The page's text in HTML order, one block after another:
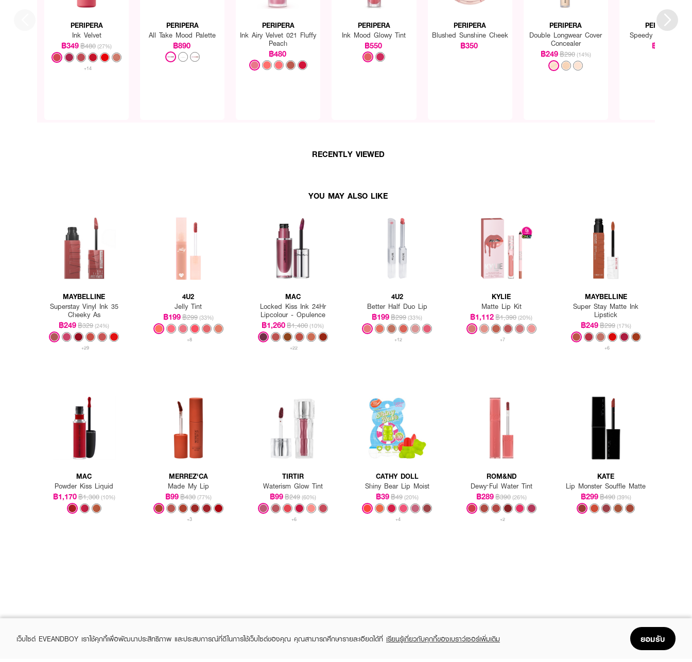
PERIPERA
Ink Velvet
฿349฿480 (27%)
+14
PERIPERA
All Take Mood Palette
฿890
PERIPERA
Ink Airy Velvet 021 Fluffy
Peach
฿480
PERIPERA
Ink Mood Glowy Tint
฿550
PERIPERA
Blushed Sunshine Cheek
฿350
PERIPERA
Double Longwear Cover
Concealer
฿249฿290 (14%)
PERIPERA
Speedy Skinny
฿300
RECENTLY VIEWED
YOU MAY ALSO LIKE
MAYBELLINE
Superstay Vinyl Ink 35
Cheeky As
฿249฿329 (24%)
+29
4U2
Jelly Tint
฿199฿299 (33%)
+8
MAC
Locked Kiss Ink 24Hr
Lipcolour - Opulence
฿1,260฿1,400 (10%)
+22
4U2
Better Half Duo Lip
฿199฿299 (33%)
+12
KYLIE
Matte Lip Kit
฿1,112฿1,390 (20%)
+7
MAYBELLINE
Super Stay Matte Ink
Lipstick
฿249฿299 (17%)
+6
MAC
Powder Kiss Liquid
฿1,170฿1,300 (10%)
MERREZ'CA
Made My Lip
฿99฿430 (77%)
+3
TIRTIR
Waterism Glow Tint
฿99฿249 (60%)
+6
CATHY DOLL
Shiny Bear Lip Moist
฿39฿49 (20%)
+4
ROM&ND
Dewy·Ful Water Tint
฿289฿390 (26%)
+2
KATE
Lip Monster Souffle Matte
฿299฿490 (39%)
เว็บไซต์ EVEANDBOY เราใช้คุกกี้เพื่อพัฒนาประสิทธิภาพ และประสบการณ์ที่ดีในการใช้เว็บไซต์ของคุณ คุณสามารถศึกษารายละเอียดได้ที่ เรียนรู้เกี่ยวกับคุกกี้ของเบราว์เซอร์เพิ่มเติม ยอมรับ